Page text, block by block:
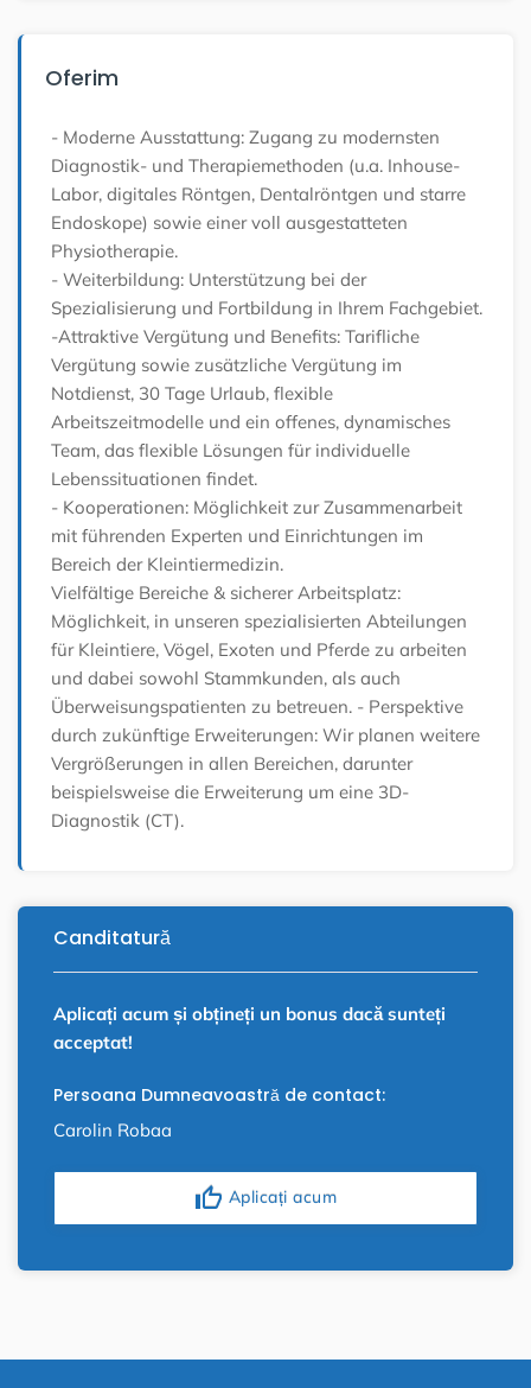
Oferim
- Moderne Ausstattung: Zugang zu modernsten
Diagnostik- und Therapiemethoden (u.a. Inhouse-
Labor, digitales Röntgen, Dentalröntgen und starre
Endoskope) sowie einer voll ausgestatteten
Physiotherapie.
- Weiterbildung: Unterstützung bei der
Spezialisierung und Fortbildung in Ihrem Fachgebiet.
-Attraktive Vergütung und Benefits: Tarifliche
Vergütung sowie zusätzliche Vergütung im
Notdienst, 30 Tage Urlaub, flexible
Arbeitszeitmodelle und ein offenes, dynamisches
Team, das flexible Lösungen für individuelle
Lebenssituationen findet.
- Kooperationen: Möglichkeit zur Zusammenarbeit
mit führenden Experten und Einrichtungen im
Bereich der Kleintiermedizin.
Vielfältige Bereiche & sicherer Arbeitsplatz:
Möglichkeit, in unseren spezialisierten Abteilungen
für Kleintiere, Vögel, Exoten und Pferde zu arbeiten
und dabei sowohl Stammkunden, als auch
Überweisungspatienten zu betreuen. - Perspektive
durch zukünftige Erweiterungen: Wir planen weitere
Vergrößerungen in allen Bereichen, darunter
beispielsweise die Erweiterung um eine 3D-
Diagnostik (CT).
Canditatură
Aplicați acum și obțineți un bonus dacă sunteți
acceptat!
Persoana Dumneavoastră de contact:
Carolin Robaa
thumb_up Aplicați acum